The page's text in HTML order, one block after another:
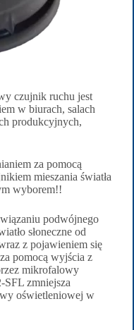
czujnik ruchu jest
w biurach, salach
produkcyjnych,
za pomocą
mieszania światła
wyborem!!
podwójnego
słoneczne od
z pojawieniem się
pomocą wyjścia z
mikrofalowy
zmniejsza
oświetleniowej w